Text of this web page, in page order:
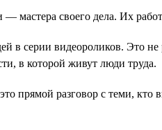
мастера своего дела. Их
в серии видеороликов. Это
в которой живут люди труда.
прямой разговор с теми, кто